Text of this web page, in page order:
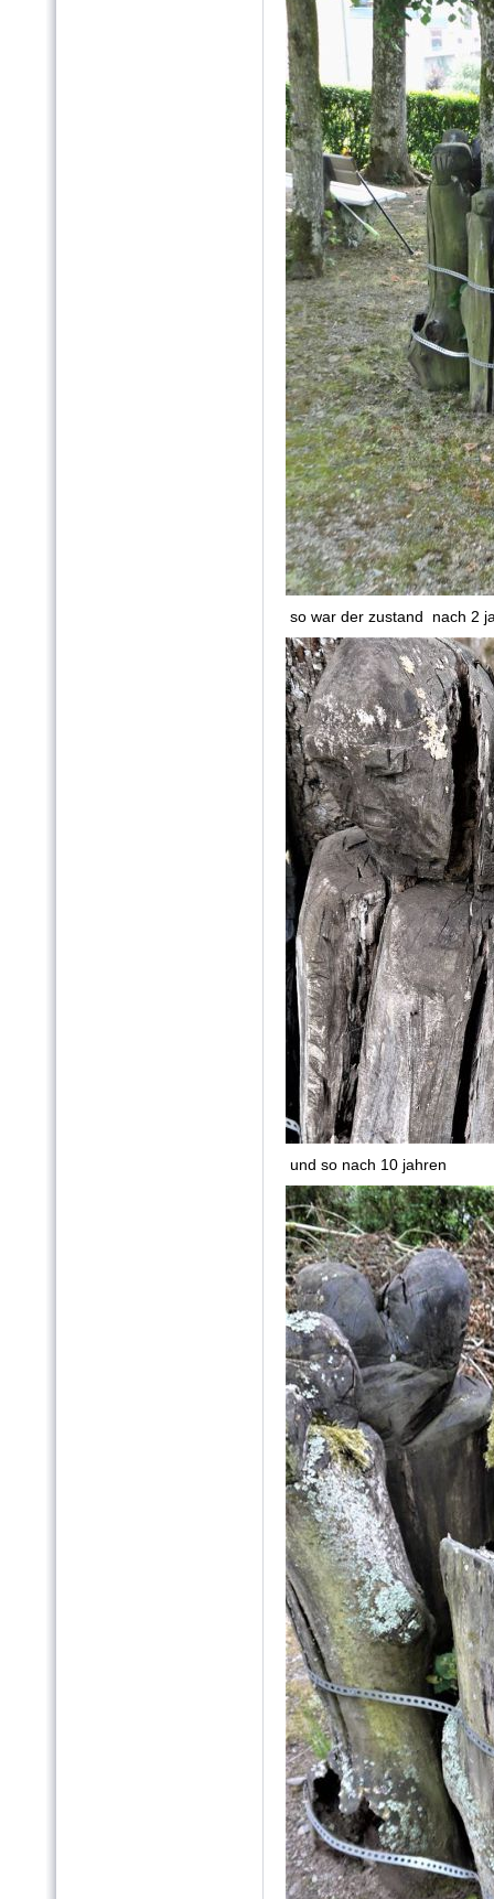
so war der zustand nach 2
und so nach 10 jahren